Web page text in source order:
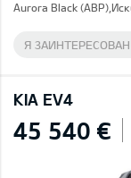
Aurora Black
Я
KIA EV4
45 540 €